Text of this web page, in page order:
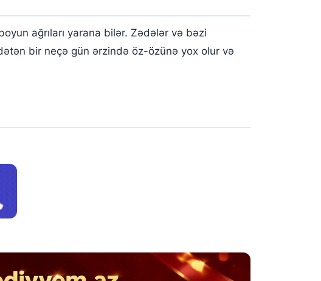
ağrıları yarana bilər. Zədələr və bəzi
bir neçə gün ərzində öz-özünə yox olur və